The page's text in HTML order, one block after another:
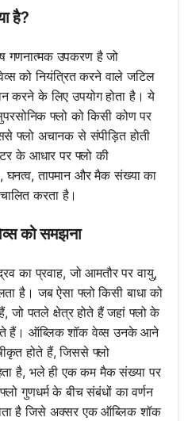
है?
उपकरण है जो
को नियंत्रित करने वाले जटिल
करने के लिए उपयोग होता है। ये
फ्लो को किसी कोण पर
फ्लो अचानक से संपीड़ित होती
के आधार पर फ्लो की
घनत्व, तापमान और मैक संख्या का
करता है।
को समझना
का प्रवाह, जो आमतौर पर वायु,
है। जब ऐसा फ्लो किसी बाधा को
जो पतले क्षेत्र होते हैं जहां फ्लो के
हैं। ऑब्लिक शॉक वेव्स उनके आने
होते हैं, जिससे फ्लो
है, भले ही एक कम मैक संख्या पर
गुणधर्म के बीच संबंधों का वर्णन
है जिसे अक्सर एक ऑब्लिक शॉक